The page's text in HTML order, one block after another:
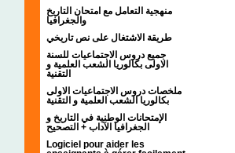
منهجية التعامل مع امتحان التاريخ
والجغرافيا
طريقة الاشتغال على نص تاريخي
جميع دروس الاجتماعيات للسنة
الاولى بكالوريا الشعب العلمية و
التقنية
ملخصات دروس الاجتماعيات الاولى
بكالوريا الشعب العلمية و التقنية
الإمتحانات الوطنية في التاريخ و
الجغرافيا الآداب + التصحيح
Logiciel pour aider les